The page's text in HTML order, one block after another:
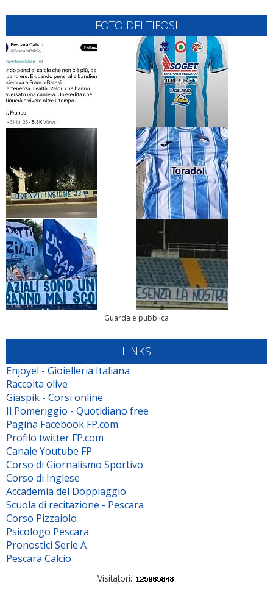
FOTO DEI TIFOSI
Guarda e pubblica
LINKS
Enjoyel - Gioielleria Italiana
Raccolta olive
Giaspik - Corsi online
Il Pomeriggio - Quotidiano free
Pagina Facebook FP.com
Profilo twitter FP.com
Canale Youtube FP
Corso di Giornalismo Sportivo
Corso di Inglese
Accademia del Doppiaggio
Scuola di recitazione - Pescara
Corso Pizzaiolo
Psicologo Pescara
Pronostici Serie A
Pescara Calcio
Visitatori: